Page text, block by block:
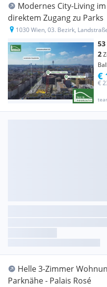
Modernes City-Living
direktem Zugang zu Parks
1030 Wien, 03. Bezirk,
53
2
€
€
Helle 3-Zimmer
Parknähe - Palais Rosé